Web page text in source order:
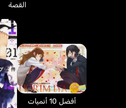
القصة
أفضل 10 أنميات